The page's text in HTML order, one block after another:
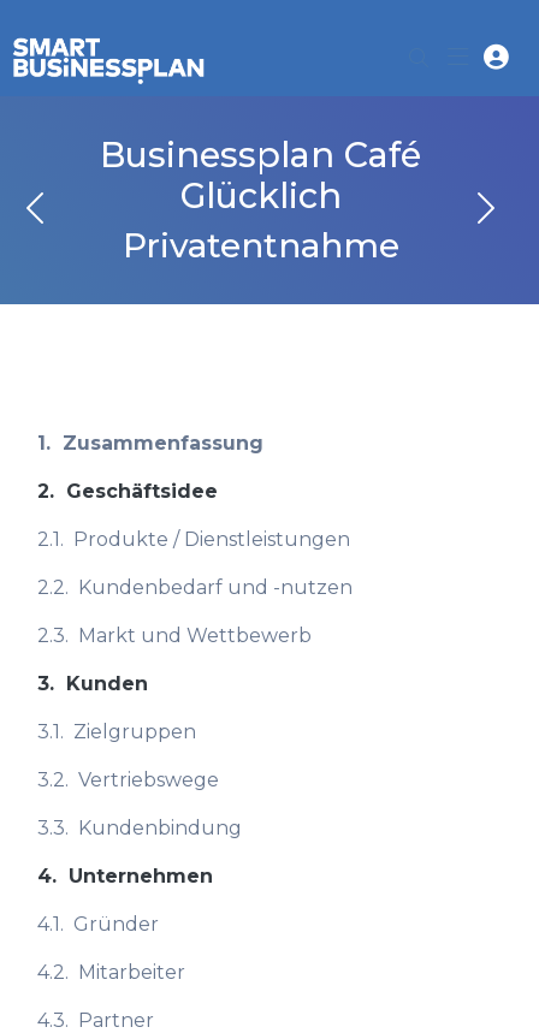
Businessplan Café
Glücklich
Privatentnahme
1. Zusammenfassung
2. Geschäftsidee
2.1. Produkte / Dienstleistungen
2.2. Kundenbedarf und -nutzen
2.3. Markt und Wettbewerb
3. Kunden
3.1. Zielgruppen
3.2. Vertriebswege
3.3. Kundenbindung
4. Unternehmen
4.1. Gründer
4.2. Mitarbeiter
4.3. Partner